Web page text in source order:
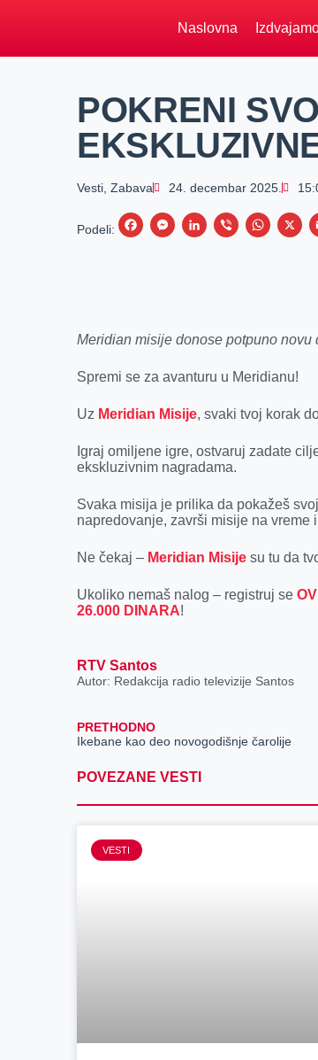
Naslovna
POKRENI
Vesti ,Zabava 24. decembar 2025.
Podeli:
F
o
o
M
n
g
r
L
d
I
V
W
A
p
X
Meridian misije donose potpuno novu
Spremi se za avanturu u Meridianu!
Uz Meridian Misije, svaki tvoj korak
Igraj omiljene igre, ostvaruj zadate
ekskluzivnim nagradama.
Svaka misija je prilika da pokažeš
napredovanje, završi misije na vreme
Ne čekaj – Meridian Misije su tu da
Ukoliko nemaš nalog – registruj se
26.000 DINARA!
RTV Santos
Autor: Redakcija radio televizije Santos
PRETHODNO
Ikebane kao deo novogodišnje čarolije
POVEZANE VESTI
VESTI